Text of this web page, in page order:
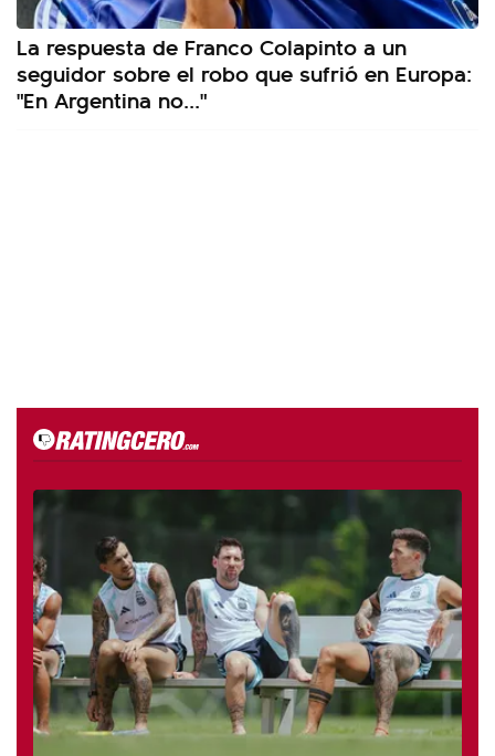
La respuesta de Franco Colapinto a un
seguidor sobre el robo que sufrió en Europa:
"En Argentina no..."